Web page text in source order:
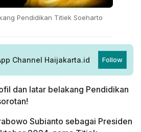
Pendidikan Titiek Soeharto
Channel Haijakarta.id Follow
dan latar belakang Pendidikan
Subianto sebagai Presiden